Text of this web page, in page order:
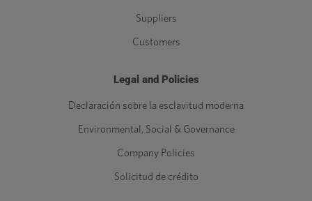
Suppliers
Customers
Legal and Policies
Declaración sobre la esclavitud moderna
Environmental, Social & Governance
Company Policies
Solicitud de crédito